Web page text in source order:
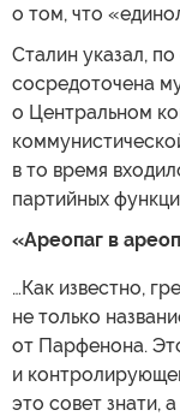
о том, что
Сталин указал,
сосредоточена
о Центральном
в то время
партийных
«Ареопаг в
…Как известно,
не только
от Парфенона.
и
это совет знати,